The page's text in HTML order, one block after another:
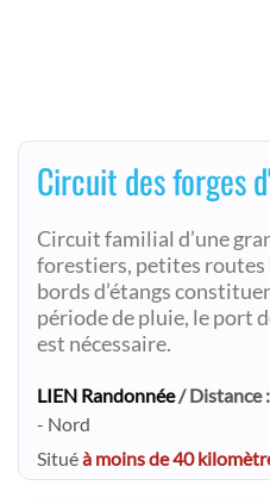
Circuit des forges
Circuit familial d’une
forestiers, petites routes
bords d’étangs
période de pluie, le port
est nécessaire.
LIEN Randonnée/ Distance :
- Nord
Situéà moins de 40